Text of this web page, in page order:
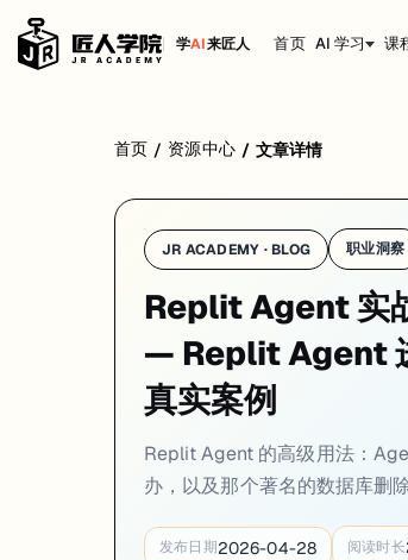
学AI来匠人 首页 AI 学习 课
首页 / 资源中心 / 文章详情
JR ACADEMY · BLOG 职业洞察
Replit Agent 实
— Replit Agent
真实案例
Replit Agent 的高级用法：
办，以及那个著名的数据库删
发布日期2026-04-28 阅读时长